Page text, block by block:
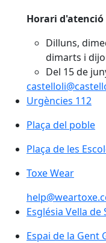
Horari
Dilluns,
dimarts i
Del 15 de
Urgències 112
Urgències 112
Plaça del poble
Plaça de les
Plaça de les
Toxe Wear
Església Vella de
Església Vella de
Espai de la Gent